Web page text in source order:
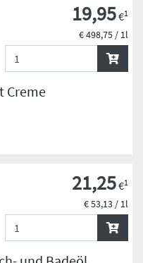
Creme
19,95€1
€ 498,75 / 1l
21,25€1
€ 53,13 / 1l